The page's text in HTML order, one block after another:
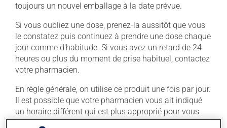
toujours un nouvel emballage à la date prévue.
Si vous oubliez une dose, prenez-la aussitôt que vous
le constatez puis continuez à prendre une dose chaque
jour comme d'habitude. Si vous avez un retard de 24
heures ou plus du moment de prise habituel, contactez
votre pharmacien.
En règle générale, on utilise ce produit une fois par jour.
Il est possible que votre pharmacien vous ait indiqué
un horaire différent qui est plus approprié pour vous.
Vous devez le prendre régulièrement et de façon